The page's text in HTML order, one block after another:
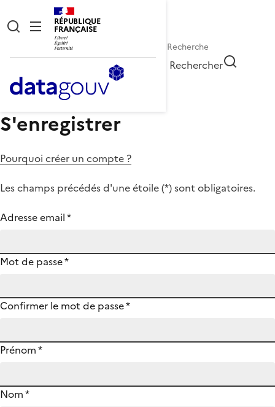
RÉPUBLIQUE
FRANÇAISE
Rechercher
S'enregistrer
Pourquoi créer un compte ?
Les champs précédés d'une étoile (*) sont obligatoires.
Adresse email*
Mot de passe*
Confirmer le mot de passe*
Prénom*
Nom*